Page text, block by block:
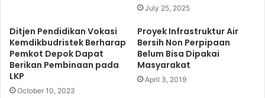
July 25, 2025
Ditjen Pendidikan Vokasi
Kemdikbudristek Berharap
Pemkot Depok Dapat
Berikan Pembinaan pada
LKP
October 10, 2023
Proyek Infrastruktur Air
Bersih Non Perpipaan
Belum Bisa Dipakai
Masyarakat
April 3, 2019